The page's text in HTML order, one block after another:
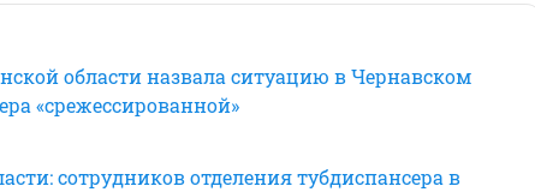
области назвала ситуацию в Чернавском
«срежессированной»
сотрудников отделения тубдиспансера в